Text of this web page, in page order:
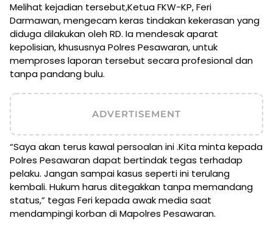
Melihat kejadian tersebut,Ketua FKW-KP, Feri
Darmawan, mengecam keras tindakan kekerasan yang
diduga dilakukan oleh RD. Ia mendesak aparat
kepolisian, khususnya Polres Pesawaran, untuk
memproses laporan tersebut secara profesional dan
tanpa pandang bulu.
ADVERTISEMENT
“Saya akan terus kawal persoalan ini .Kita minta kepada
Polres Pesawaran dapat bertindak tegas terhadap
pelaku. Jangan sampai kasus seperti ini terulang
kembali. Hukum harus ditegakkan tanpa memandang
status,” tegas Feri kepada awak media saat
mendampingi korban di Mapolres Pesawaran.